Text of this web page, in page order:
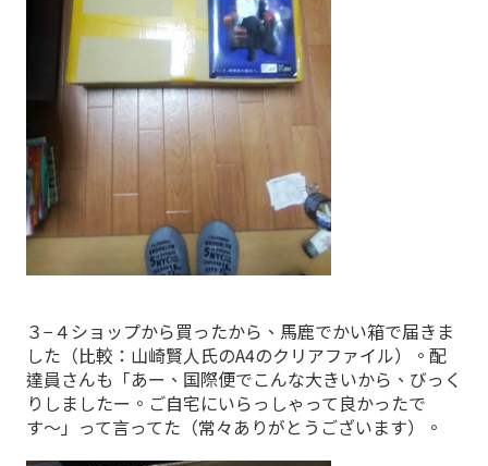
３−４ショップから買ったから、馬鹿でかい箱で届きま
した（比較：山崎賢人氏のA4のクリアファイル）。配
達員さんも「あー、国際便でこんな大きいから、びっく
りしましたー。ご自宅にいらっしゃって良かったで
す〜」って言ってた（常々ありがとうございます）。